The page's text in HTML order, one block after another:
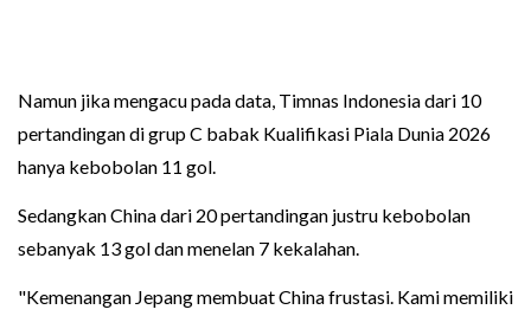
Namun jika mengacu pada data, Timnas Indonesia dari 10
pertandingan di grup C babak Kualifikasi Piala Dunia 2026
hanya kebobolan 11 gol.
Sedangkan China dari 20 pertandingan justru kebobolan
sebanyak 13 gol dan menelan 7 kekalahan.
"Kemenangan Jepang membuat China frustasi. Kami memiliki